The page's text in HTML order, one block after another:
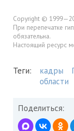
Copyright ©
При перепечатке
обязательна.
Настоящий ресурс
Теги: кадры
области
Поделиться: